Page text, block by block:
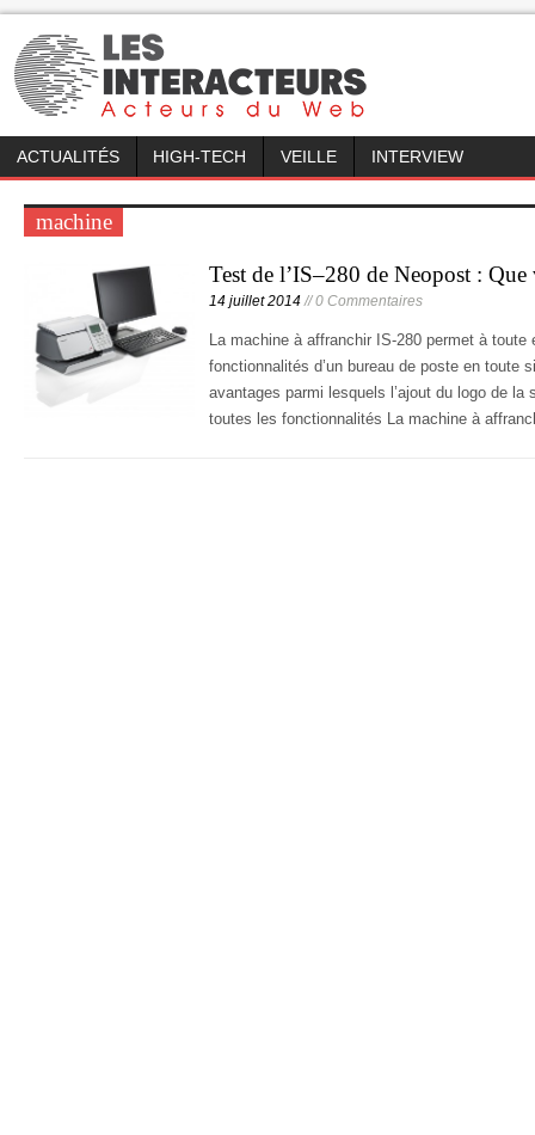
ACTUALITÉS HIGH-TECH VEILLE INTERVIEW
machine
Test de l’IS–280 de Neopost :
14 juillet 2014// 0 Commentaires
La machine à affranchir IS-280 permet à toute
fonctionnalités d’un bureau de poste en toute
avantages parmi lesquels l’ajout du logo de la
toutes les fonctionnalités La machine à